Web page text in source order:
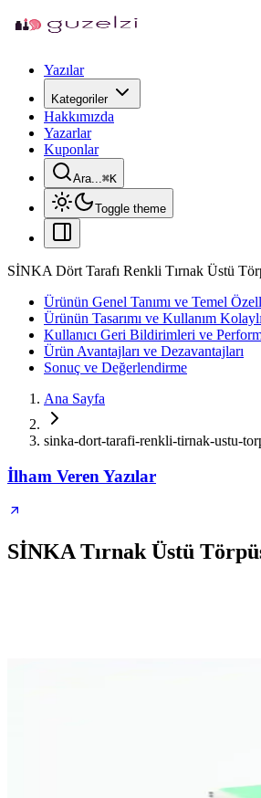
Yazılar
Kategoriler
Hakkımızda
Yazarlar
Kuponlar
Ara...⌘K
Toggle theme
SİNKA Dört Tarafı Renkli Tırnak Üstü
Ürünün Genel Tanımı ve Temel
Ürünün Tasarımı ve Kullanım
Kullanıcı Geri Bildirimleri ve
Ürün Avantajları ve Dezavantajları
Sonuç ve Değerlendirme
Ana Sayfa
sinka-dort-tarafi-renkli-tirnak-ustu-
İlham Veren Yazılar
SİNKA Tırnak Üstü